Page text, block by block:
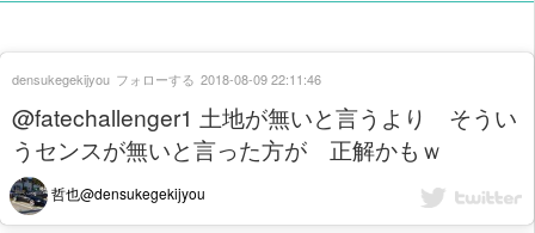
@fatechallenger1 土地が無いと言うより そうい
うセンスが無いと言った方が 正解かもｗ
哲也@densukegekijyou
densukegekijyou フォローする 2018-08-09 22:11:46